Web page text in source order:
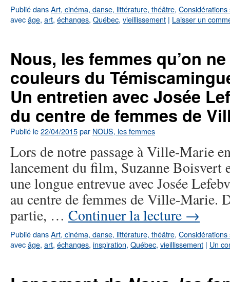
Publié dansArt, cinéma, danse, littérature, théâtre,
avecâge, art, échanges, Québec, vieillissement | Laisser un
Nous, les femmes qu’on
couleurs du
Un entretien avec Josée
du centre de femmes de
Publié le22/04/2015par NOUS, les femmes
Lors de notre passage à Ville-Marie
lancement du film, Suzanne Boisvert
une longue entrevue avec Josée
au centre de femmes de Ville-Marie.
partie, … Continuer la lecture →
Publié dansArt, cinéma, danse, littérature, théâtre,
avecâge, art, échanges, inspiration, Québec, vieillissement | Un